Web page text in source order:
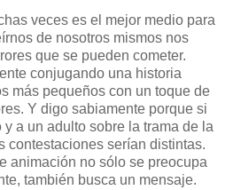
veces es el mejor medio para
de nosotros mismos nos
que se pueden cometer.
conjugando una historia
más pequeños con un toque de
Y digo sabiamente porque si
a un adulto sobre la trama de la
contestaciones serían distintas.
animación no sólo se preocupa
también busca un mensaje.